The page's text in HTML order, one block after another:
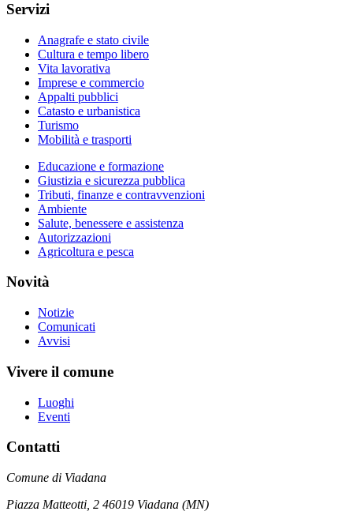
Servizi
Anagrafe e stato civile
Cultura e tempo libero
Vita lavorativa
Imprese e commercio
Appalti pubblici
Catasto e urbanistica
Turismo
Mobilità e trasporti
Educazione e formazione
Giustizia e sicurezza pubblica
Tributi, finanze e contravvenzioni
Ambiente
Salute, benessere e assistenza
Autorizzazioni
Agricoltura e pesca
Novità
Notizie
Comunicati
Avvisi
Vivere il comune
Luoghi
Eventi
Contatti
Comune di Viadana
Piazza Matteotti, 2 46019 Viadana (MN)